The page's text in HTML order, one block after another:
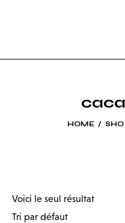
HOME
Voici le seul résultat